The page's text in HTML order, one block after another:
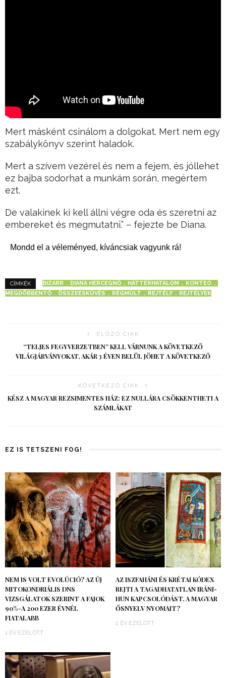
Mert másként csinálom a dolgokat. Mert nem egy
szabálykönyv szerint haladok.
Mert a szívem vezérel és nem a fejem, és jóllehet
ez bajba sodorhat a munkám során, megértem
ezt.
De valakinek ki kell állni végre oda és szeretni az
embereket és megmutatni.” – fejezte be Diana.
Mondd el a véleményed, kíváncsiak vagyunk rá!
CÍMKÉK BIZARR DIANA HERCEGNŐ HÁTTÉRHATALOM
KONTEÓ
MEGDÖBBENTŐ
ÖSSZEESKÜVÉS RÉGMÚLT REJTÉLY REJTÉLYEK
ELŐZŐ CIKK
“TELJES FEGYVERZETBEN” KELL VÁRNUNK A KÖVETKEZŐ
VILÁGJÁRVÁNYOKAT, AKÁR 3 ÉVEN BELÜL JÖHET A KÖVETKEZŐ
KÖVETKEZŐ CIKK
KÉSZ A MAGYAR REZSIMENTES HÁZ: EZ NULLÁRA CSÖKKENTHETI A
SZÁMLÁKAT
EZ IS TETSZENI FOG!
NEM IS VOLT EVOLÚCIÓ? AZ ÚJ
MITOKONDRIÁLIS DNS
VIZSGÁLATOK SZERINT A FAJOK
90%-A 200 EZER ÉVNÉL
FIATALABB
1 ÉV EZELŐTT
AZ ISZFAHÁNI ÉS KRÉTAI KÓDEX
REJTI A TAGADHATATLAN IRÁNI-
HUN KAPCSOLÓDÁST, A MAGYAR
ŐSNYELV NYOMAIT?
2 ÉV EZELŐTT